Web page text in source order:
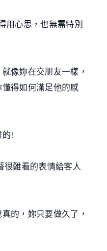
用心思，也無需特別
像妳在交朋友一樣，
得如何滿足他的感
的!
很難看的表情給客人
的，妳只要做久了，